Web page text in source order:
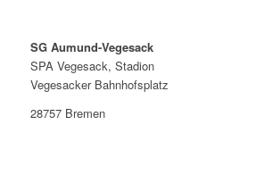
SG Aumund-Vegesack
SPA Vegesack, Stadion
Vegesacker Bahnhofsplatz
28757 Bremen